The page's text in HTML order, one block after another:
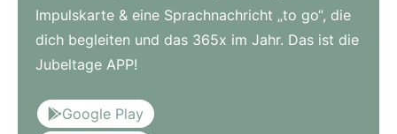
Impulskarte & eine Sprachnachricht „to go“, die
dich begleiten und das 365x im Jahr. Das ist die
Jubeltage APP!
Google Play